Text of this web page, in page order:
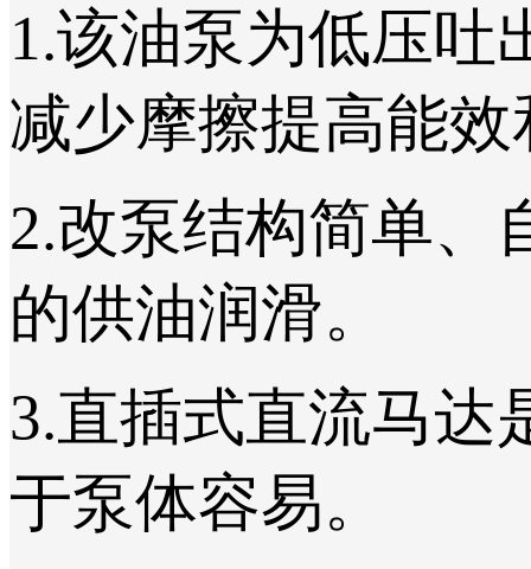
1.该油泵为低压吐
减少摩擦提高能
2.改泵结构简单、
的供油润滑。
3.直插式直流马达
于泵体容易。